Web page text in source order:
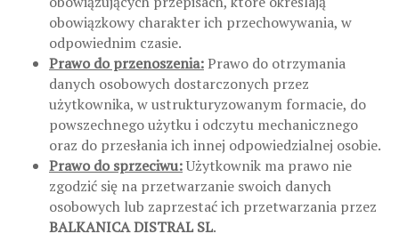
obowiązkowy charakter ich przechowywania, w
odpowiednim czasie.
Prawo do przenoszenia:Prawo do otrzymania
danych osobowych dostarczonych przez
użytkownika, w ustrukturyzowanym formacie, do
powszechnego użytku i odczytu mechanicznego
oraz do przesłania ich innej odpowiedzialnej osobie.
Prawo do sprzeciwu:Użytkownik ma prawo nie
zgodzić się na przetwarzanie swoich danych
osobowych lub zaprzestać ich przetwarzania przez
BALKANICA DISTRAL SL.